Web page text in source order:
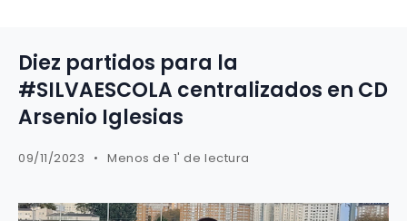
Diez partidos para la
#SILVAESCOLA centralizados en CD
Arsenio Iglesias
09/11/2023 Menos de 1' de lectura